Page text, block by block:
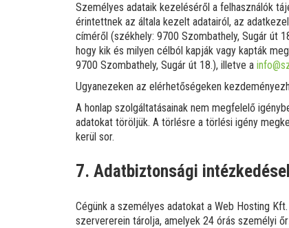
Személyes adataik kezeléséről a felhasználók
érintettnek az általa kezelt adatairól, az
címéről (székhely: 9700 Szombathely, Sugár út
hogy kik és milyen célból kapják vagy kapták
9700 Szombathely, Sugár út 18.), illetve a
Ugyanezeken az elérhetőségeken
A honlap szolgáltatásainak nem megfelelő
adatokat töröljük. A törlésre a törlési igény
kerül sor.
7. Adatbiztonsági
Cégünk a személyes adatokat a Web Hosting
szervererein tárolja, amelyek 24 órás személyi